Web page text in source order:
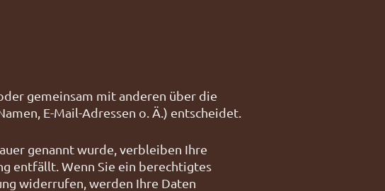
gemeinsam mit anderen über die
E-Mail-Adressen o. Ä.) entscheidet.
genannt wurde, verbleiben Ihre
entfällt. Wenn Sie ein berechtigtes
widerrufen, werden Ihre Daten